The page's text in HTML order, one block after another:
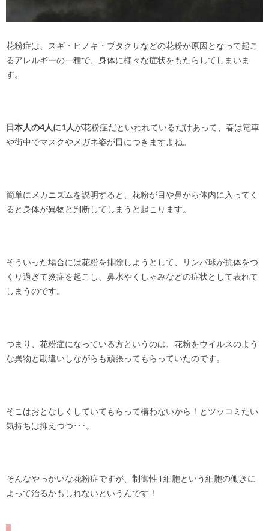
花粉症は、スギ・ヒノキ・ブタクサなどの花粉が原因となって起こ
るアレルギーの一種で、身体に様々な症状をもたらしてしまいま
す。
日本人の4人に1人が花粉症だといわれているだけあって、春は電車
や街中でマスクやメガネ姿が目につきますよね。
簡単にメカニズムを説明すると、花粉が目や鼻から体内に入ってく
ると身体が異物と判断してしまうと起こります。
そういった場合には花粉を排除しようとして、リンパ球が抗体をつ
くり過ぎて炎症を起こし、鼻水やくしゃみなどの症状として表れて
しまうのです。
つまり、花粉症になっている方というのは、花粉をウイルスのよう
な異物と勘違いしながらも頑張ってもらっていたのです。
そこはおとなしくしていてもらって構わないから！とツッコミたい
気持ちは抑えつつ･･･。
そんなやっかいな花粉症ですが、 制御性T細胞という細胞の働きに
よって治るかもしれないというんです！